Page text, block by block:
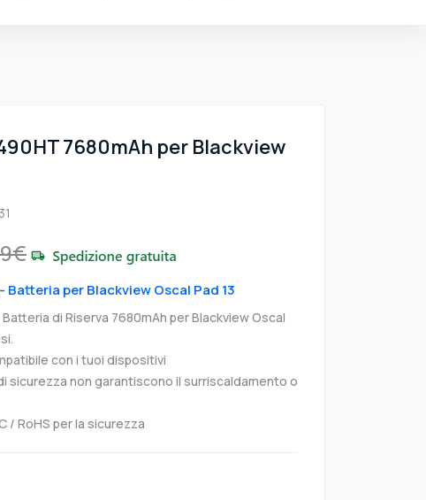
7680mAh per Blackview
per Blackview Oscal Pad 13
di Riserva 7680mAh per Blackview Oscal
con i tuoi dispositivi
sicurezza non garantiscono il surriscaldamento o
/ RoHS per la sicurezza